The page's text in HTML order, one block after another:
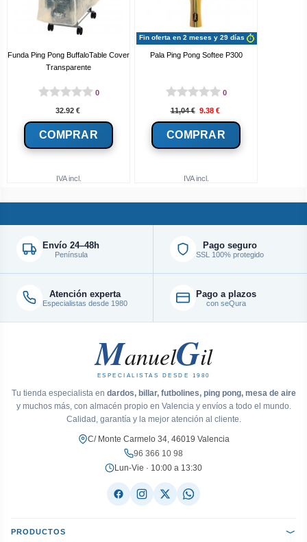
IVA incl.
Funda Ping Pong BuffaloTable Cover
Transparente
0
32.92 €
IVA incl.
Fin oferta en 2 meses y 29 días
Pala Ping Pong Softee P300
0
11,04 € 9.38 €
Envío 24–48h
Península
Pago seguro
SSL 100% protegido
Atención experta
Especialistas desde 1980
Pago a plazos
con seQura
ManuelGil
ESPECIALISTAS DESDE 1980
Tu tienda especialista en dardos, billar, futbolines, ping pong, mesa de aire
y muchos más, con almacén propio en Valencia y envíos a todo el mundo.
Calidad, garantía y la mejor atención al cliente.
C/ Monte Carmelo 34, 46019 Valencia
96 366 10 98
Lun-Vie · 10:00 a 13:30
PRODUCTOS